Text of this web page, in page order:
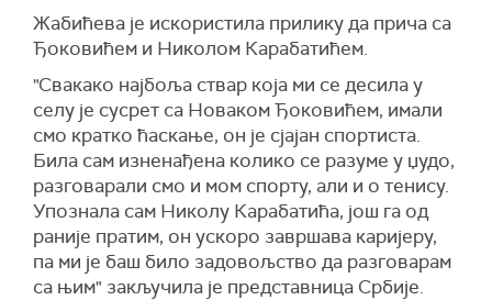
Жабићева је искористила прилику да прича са
Ђоковићем и Николом Карабатићем.
"Свакако најбоља ствар која ми се десила у
селу је сусрет са Новаком Ђоковићем, имали
смо кратко ћаскање, он је сјајан спортиста.
Била сам изненађена колико се разуме у џудо,
разговарали смо и мом спорту, али и о тенису.
Упознала сам Николу Карабатића, још га од
раније пратим, он ускоро завршава каријеру,
па ми је баш било задовољство да разговарам
са њим" закључила је представница Србије.